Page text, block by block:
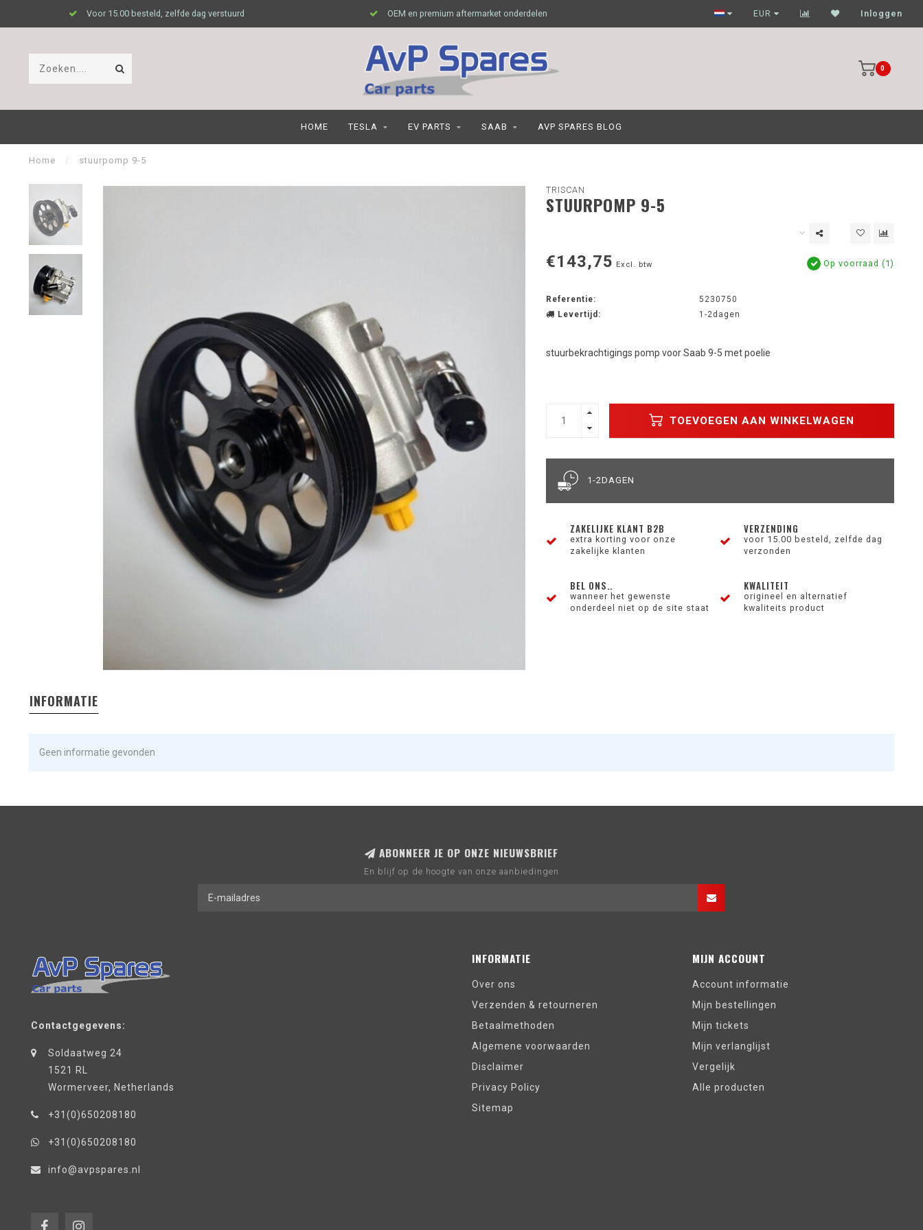
Voor 15.00 besteld, zelfde dag verstuurd OEM en premium aftermarket onderdelen Garagehouders nog scherpere prijzen
EUR Inloggen
0
HOME TESLA EV PARTS SAAB AVP SPARES BLOG
Home / stuurpomp 9-5
TRISCAN
STUURPOMP 9-5
€143,75 Excl. btw Op voorraad (1)
Referentie:
5230750
Levertijd:
1-2dagen
stuurbekrachtigings pomp voor Saab 9-5 met poelie
TOEVOEGEN AAN WINKELWAGEN
1-2DAGEN
ZAKELIJKE KLANT B2B
extra korting voor onze
zakelijke klanten
VERZENDING
voor 15.00 besteld, zelfde dag
verzonden
BEL ONS..
wanneer het gewenste
onderdeel niet op de site staat
KWALITEIT
origineel en alternatief
kwaliteits product
INFORMATIE
Geen informatie gevonden
ABONNEER JE OP ONZE NIEUWSBRIEF
En blijf op de hoogte van onze aanbiedingen
Contactgegevens:
Soldaatweg 24
1521 RL
Wormerveer, Netherlands
+31(0)650208180
+31(0)650208180
info@avpspares.nl
INFORMATIE
Over ons
Verzenden & retourneren
Betaalmethoden
Algemene voorwaarden
Disclaimer
Privacy Policy
Sitemap
MIJN ACCOUNT
Account informatie
Mijn bestellingen
Mijn tickets
Mijn verlanglijst
Vergelijk
Alle producten